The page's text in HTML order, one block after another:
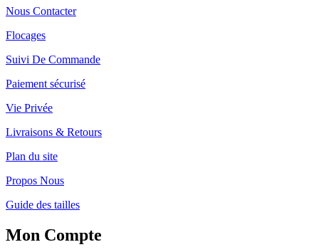
Nous Contacter
Flocages
Suivi De Commande
Paiement sécurisé
Vie Privée
Livraisons & Retours
Plan du site
Propos Nous
Guide des tailles
Mon Compte